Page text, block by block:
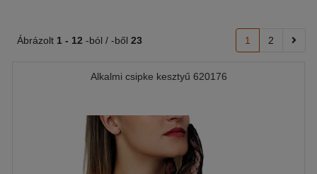
Ábrázolt 1 - 12 -ból / -ből 23 1 2
Alkalmi csipke kesztyű 620176